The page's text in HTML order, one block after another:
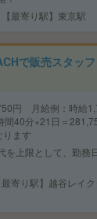
最寄り駅】東京駅
で販売スタッ
円 月給例：時給
40分×21日＝
ります
を上限として、勤務
寄り駅】越谷レイ